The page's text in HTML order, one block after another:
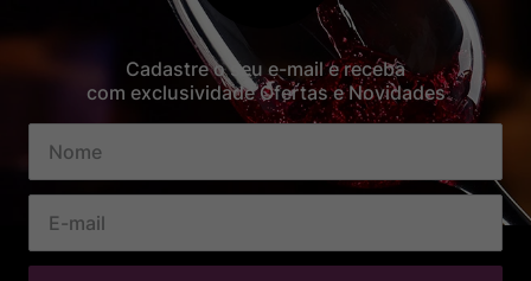
Cadastre o seu e-mail e receba
com exclusividade Ofertas e Novidades